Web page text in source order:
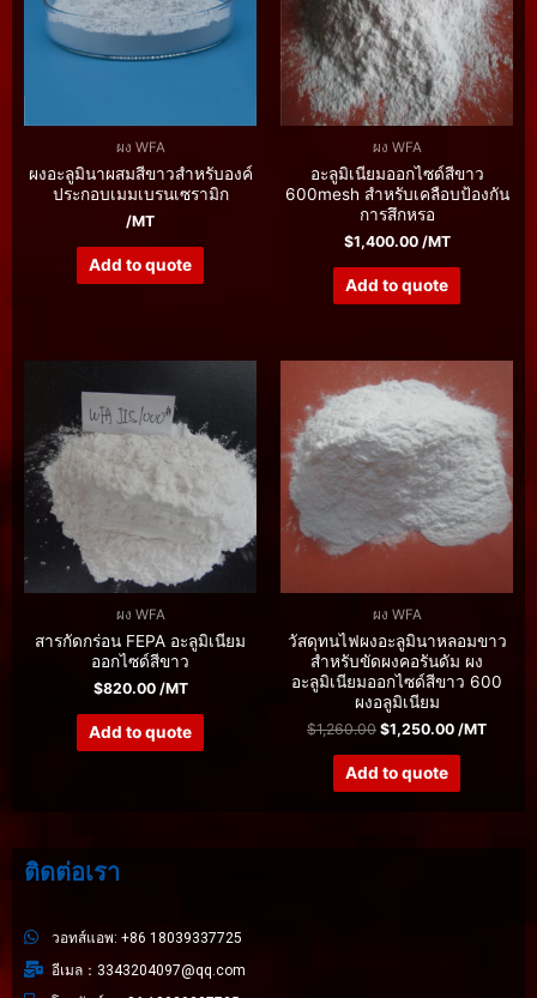
ผง WFA
ผงอะลูมินาผสมสีขาวสำหรับองค์
ประกอบเมมเบรนเซรามิก
/MT
Add to quote
ผง WFA
อะลูมิเนียมออกไซด์สีขาว
600mesh สำหรับเคลือบป้องกัน
การสึกหรอ
$1,400.00/MT
Add to quote
ผง WFA
สารกัดกร่อน FEPA อะลูมิเนียม
ออกไซด์สีขาว
$820.00/MT
Add to quote
ผง WFA
วัสดุทนไฟผงอะลูมินาหลอมขาว
สำหรับขัดผงคอรันดัม ผง
อะลูมิเนียมออกไซด์สีขาว 600
ผงอลูมิเนียม
$1,260.00 $1,250.00 /MT
Add to quote
ติดต่อเรา
วอทส์แอพ: +86 18039337725
อีเมล：3343204097@qq.com